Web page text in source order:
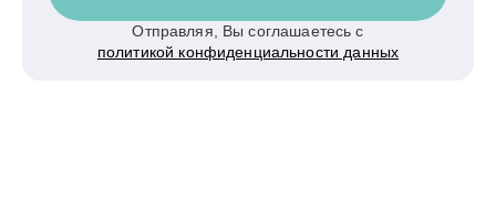
Отправляя, Вы соглашаетесь с
политикой конфиденциальности данных